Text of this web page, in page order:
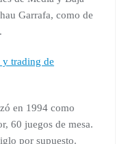
Garrafa, como de
trading de
en 1994 como
60 juegos de mesa.
por supuesto.